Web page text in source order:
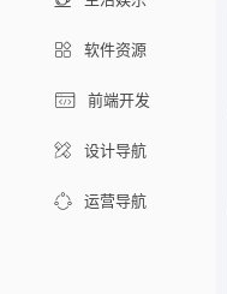
软件资源
前端开发
设计导航
运营导航